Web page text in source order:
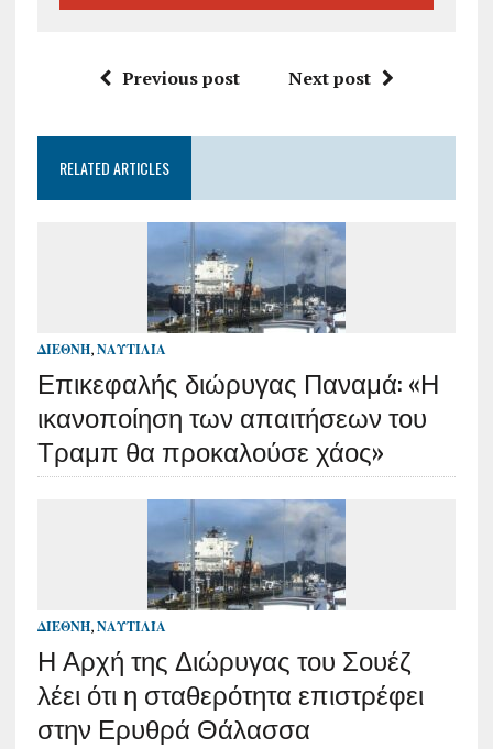
Previous post Next post
RELATED ARTICLES
ΔΙΕΘΝΉ, ΝΑΥΤΙΛΊΑ
Επικεφαλής διώρυγας Παναμά: «Η
ικανοποίηση των απαιτήσεων του
Τραμπ θα προκαλούσε χάος»
ΔΙΕΘΝΉ, ΝΑΥΤΙΛΊΑ
Η Αρχή της Διώρυγας του Σουέζ
λέει ότι η σταθερότητα επιστρέφει
στην Ερυθρά Θάλασσα